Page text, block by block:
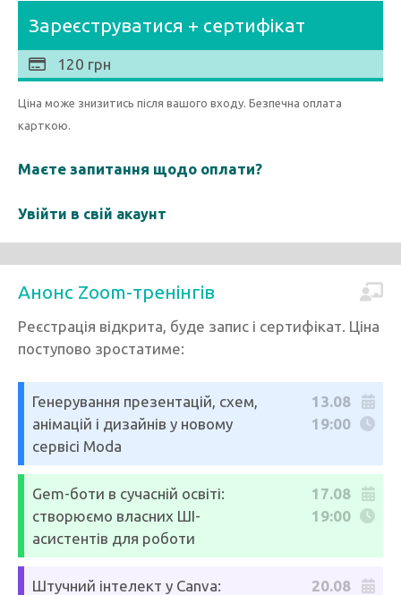
Зареєструватися + сертифікат
120 грн
Ціна може знизитись після вашого входу. Безпечна оплата
карткою.
Маєте запитання щодо оплати?
Увійти в свій акаунт
Анонс Zoom-тренінгів
Реєстрація відкрита, буде запис і сертифікат. Ціна
поступово зростатиме:
Генерування презентацій, схем,
анімацій і дизайнів у новому
сервісі Moda
13.08
19:00
Gem-боти в сучасній освіті:
створюємо власних ШІ-
асистентів для роботи
17.08
19:00
Штучний інтелект у Canva:
20.08